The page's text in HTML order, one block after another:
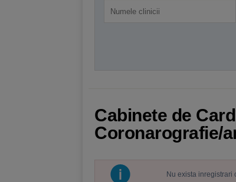
Cabinete de
Coronarografie/
Nu exista inregistrari